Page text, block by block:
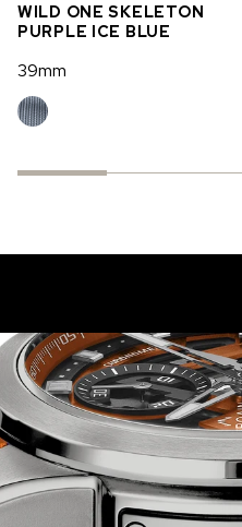
WILD ONE SKELETON
PURPLE ICE BLUE
39mm